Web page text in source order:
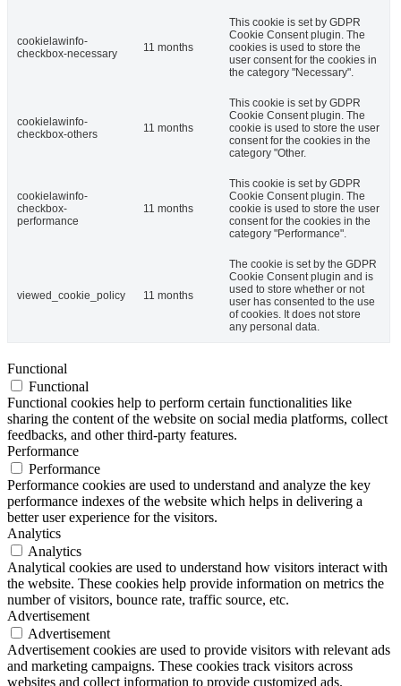
cookielawinfo-
checkbox-necessary
11 months
This cookie is set by GDPR
Cookie Consent plugin. The
cookies is used to store the
user consent for the cookies in
the category "Necessary".
cookielawinfo-
checkbox-others
11 months
This cookie is set by GDPR
Cookie Consent plugin. The
cookie is used to store the user
consent for the cookies in the
category "Other.
cookielawinfo-
checkbox-
performance
11 months
This cookie is set by GDPR
Cookie Consent plugin. The
cookie is used to store the user
consent for the cookies in the
category "Performance".
viewed_cookie_policy 11 months
The cookie is set by the GDPR
Cookie Consent plugin and is
used to store whether or not
user has consented to the use
of cookies. It does not store
any personal data.
Functional
Functional
Functional cookies help to perform certain functionalities like
sharing the content of the website on social media platforms, collect
feedbacks, and other third-party features.
Performance
Performance
Performance cookies are used to understand and analyze the key
performance indexes of the website which helps in delivering a
better user experience for the visitors.
Analytics
Analytics
Analytical cookies are used to understand how visitors interact with
the website. These cookies help provide information on metrics the
number of visitors, bounce rate, traffic source, etc.
Advertisement
Advertisement
Advertisement cookies are used to provide visitors with relevant ads
and marketing campaigns. These cookies track visitors across
websites and collect information to provide customized ads.